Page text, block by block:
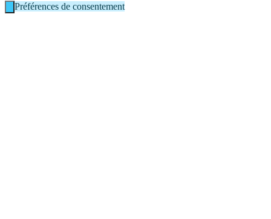
Préférences de consentement